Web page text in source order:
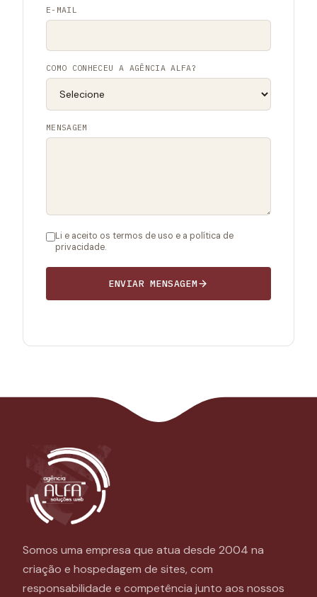
E-MAIL
COMO CONHECEU A AGÊNCIA ALFA?
MENSAGEM
Li e aceito os termos de uso e a política de
privacidade.
ENVIAR MENSAGEM
Somos uma empresa que atua desde 2004 na
criação e hospedagem de sites, com
responsabilidade e competência junto aos nossos